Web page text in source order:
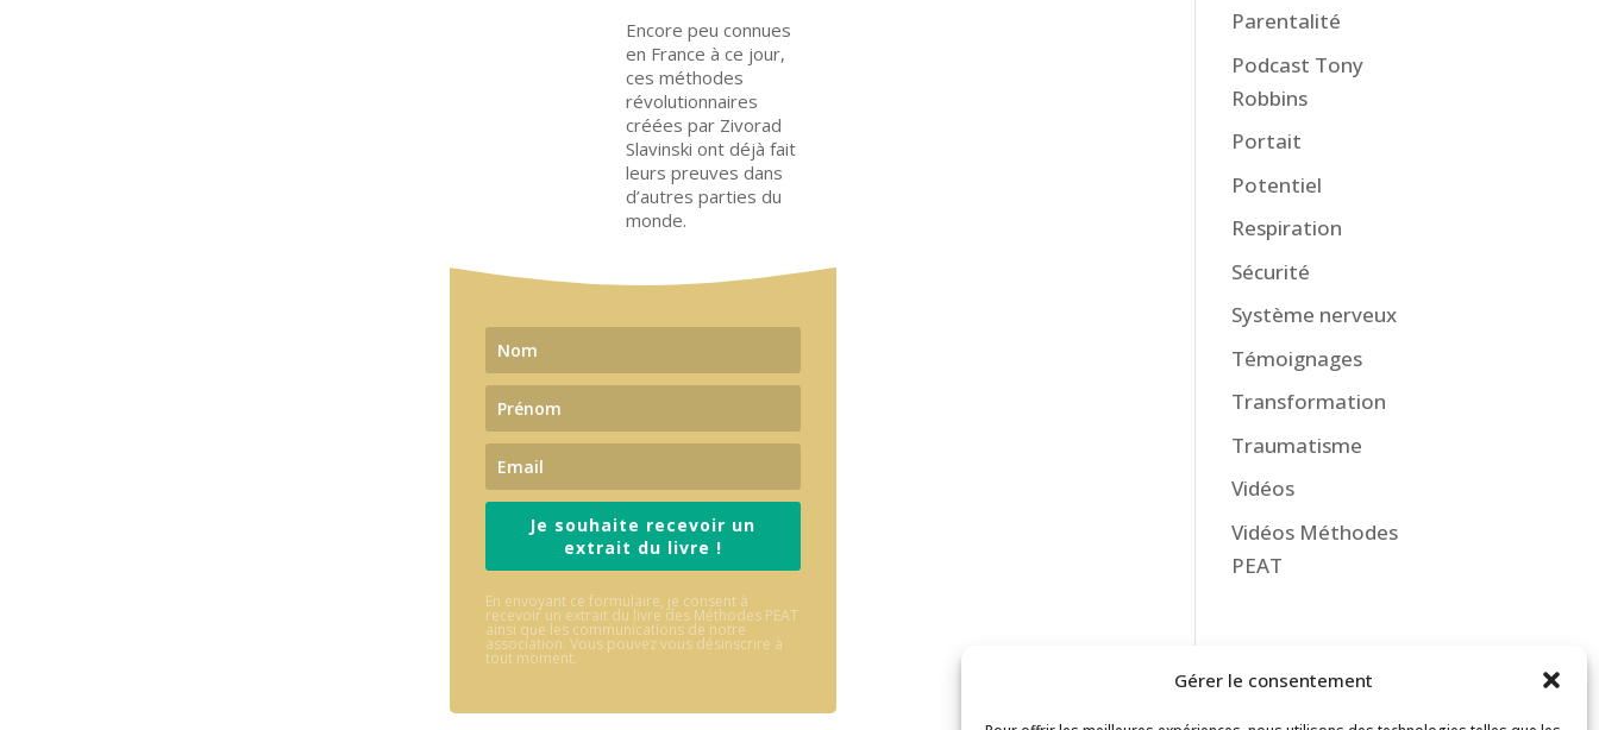
Gérer le consentement
Encore peu connues
en France à ce jour,
ces méthodes
révolutionnaires
créées par Zivorad
Slavinski ont déjà fait
leurs preuves dans
d’autres parties du
monde.
Je souhaite recevoir un
extrait du livre !
En envoyant ce formulaire, je consent à
recevoir un extrait du livre des Méthodes PEAT
ainsi que les communications de notre
association. Vous pouvez vous désinscrire à
tout moment.
Parentalité
Podcast Tony
Robbins
Portait
Potentiel
Respiration
Sécurité
Système nerveux
Témoignages
Transformation
Traumatisme
Vidéos
Vidéos Méthodes
PEAT